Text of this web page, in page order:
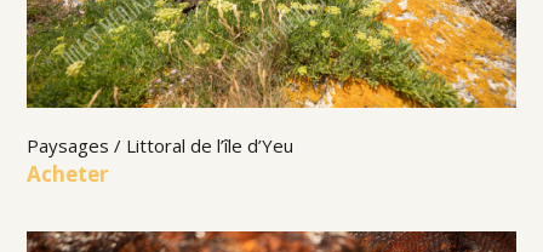
Paysages / Littoral de l’île d’Yeu
Acheter